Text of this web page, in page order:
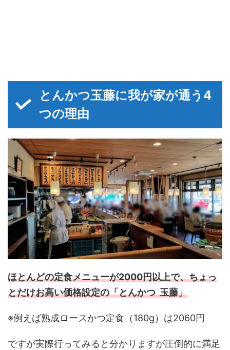
とんかつ玉藤に我が家が通う4
つの理由
ほとんどの定食メニューが2000円以上で、ちょっ
とだけお高い価格設定の「とんかつ 玉藤」
※例えば熟成ロースかつ定食（180g）は2060円
ですが実際行ってみると分かりますが圧倒的に満足